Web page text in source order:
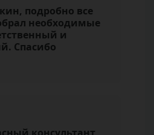
подробно все
необходимые
и
Спасибо